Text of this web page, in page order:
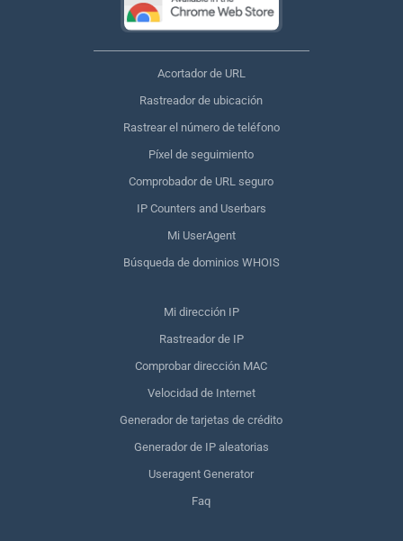
Acortador de URL
Rastreador de ubicación
Rastrear el número de teléfono
Píxel de seguimiento
Comprobador de URL seguro
IP Counters and Userbars
Mi UserAgent
Búsqueda de dominios WHOIS
Mi dirección IP
Rastreador de IP
Comprobar dirección MAC
Velocidad de Internet
Generador de tarjetas de crédito
Generador de IP aleatorias
Useragent Generator
Faq